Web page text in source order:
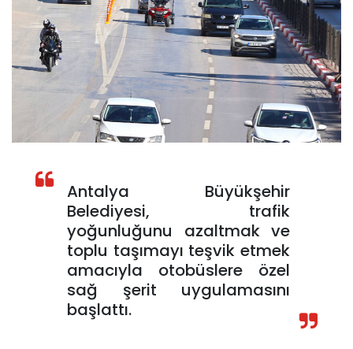
Antalya Büyükşehir
Belediyesi, trafik
yoğunluğunu azaltmak ve
toplu taşımayı teşvik etmek
amacıyla otobüslere özel
sağ şerit uygulamasını
başlattı.